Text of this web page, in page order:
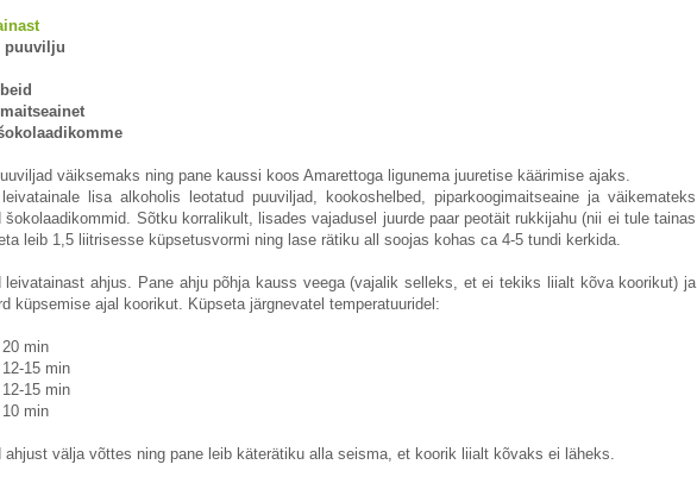
puuvilju
väiksemaks ning pane kaussi koos Amarettoga ligunema juuretise käärimise ajaks.
lisa alkoholis leotatud puuviljad, kookoshelbed, piparkoogimaitseaine ja väikemateks
Sõtku korralikult, lisades vajadusel juurde paar peotäit rukkijahu (nii ei tule tainas
leib 1,5 liitrisesse küpsetusvormi ning lase rätiku all soojas kohas ca 4-5 tundi kerkida.
leivatainast ahjus. Pane ahju põhja kauss veega (vajalik selleks, et ei tekiks liialt kõva koorikut) ja
küpsemise ajal koorikut. Küpseta järgnevatel temperatuuridel:
min
15 min
15 min
min
ahjust välja võttes ning pane leib käterätiku alla seisma, et koorik liialt kõvaks ei läheks.